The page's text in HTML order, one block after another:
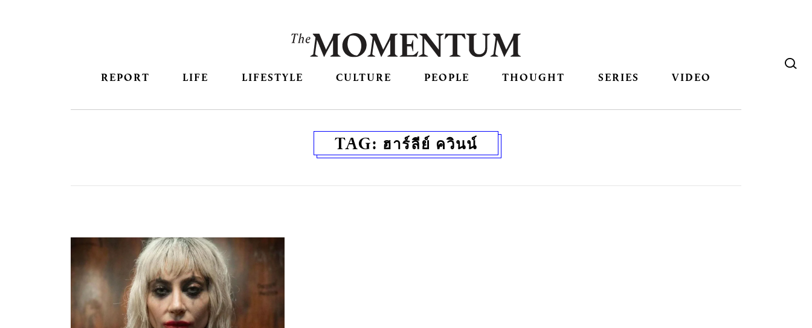
REPORT LIFE LIFESTYLE CULTURE PEOPLE THOUGHT SERIES VIDEO
TAG: ฮาร์ลีย์ ควินน์